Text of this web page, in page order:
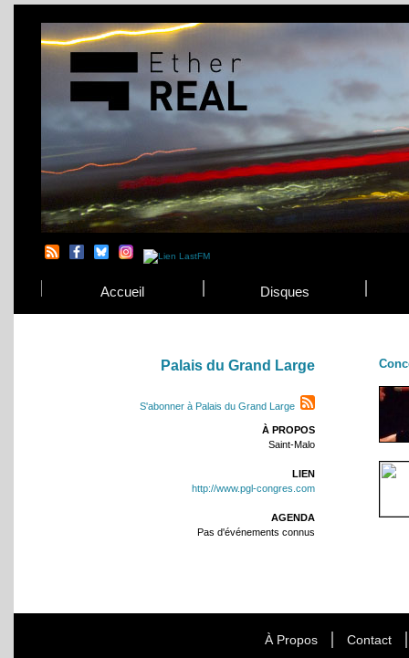
Accueil Disques
Palais du Grand Large
S'abonner à Palais du Grand Large
À PROPOS
Saint-Malo
LIEN
http://www.pgl-congres.com
AGENDA
Pas d'événements connus
À Propos Contact